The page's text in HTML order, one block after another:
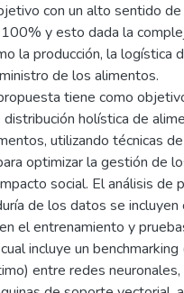
con un alto sentido de
y esto dada la
la producción, la logística
de los alimentos.
tiene como
holística de
utilizando técnicas
optimizar la gestión de
social. El análisis de
de los datos se
el entrenamiento y
incluye un
entre redes